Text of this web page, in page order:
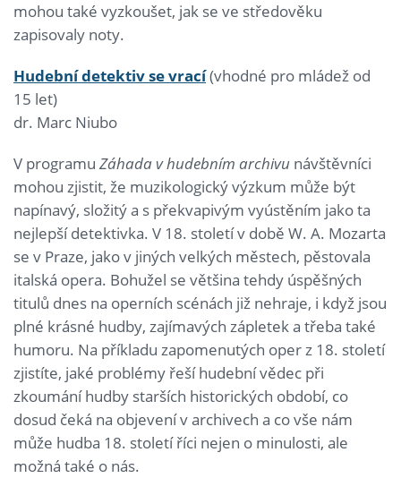
mohou také vyzkoušet, jak se ve středověku
zapisovaly noty.
Hudební detektiv se vrací(vhodné pro mládež od
15 let)
dr. Marc Niubo
V programu Záhada v hudebním archivu návštěvníci
mohou zjistit, že muzikologický výzkum může být
napínavý, složitý a s překvapivým vyústěním jako ta
nejlepší detektivka. V 18. století v době W. A. Mozarta
se v Praze, jako v jiných velkých městech, pěstovala
italská opera. Bohužel se většina tehdy úspěšných
titulů dnes na operních scénách již nehraje, i když jsou
plné krásné hudby, zajímavých zápletek a třeba také
humoru. Na příkladu zapomenutých oper z 18. století
zjistíte, jaké problémy řeší hudební vědec při
zkoumání hudby starších historických období, co
dosud čeká na objevení v archivech a co vše nám
může hudba 18. století říci nejen o minulosti, ale
možná také o nás.